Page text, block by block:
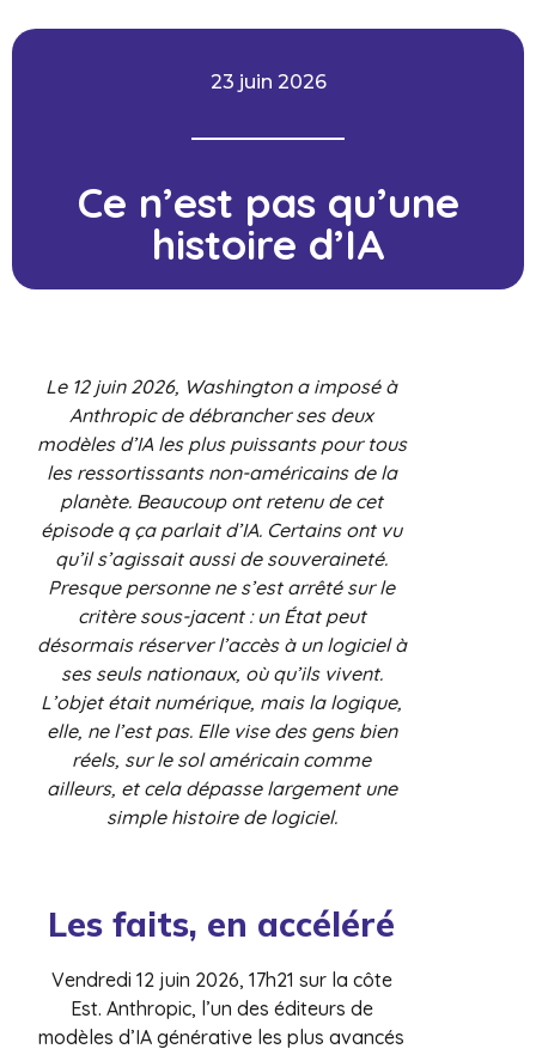
23 juin 2026
Ce n’est pas qu’une
histoire d’IA
Le 12 juin 2026, Washington a imposé à
Anthropic de débrancher ses deux
modèles d’IA les plus puissants pour tous
les ressortissants non-américains de la
planète. Beaucoup ont retenu de cet
épisode q ça parlait d’IA. Certains ont vu
qu’il s’agissait aussi de souveraineté.
Presque personne ne s’est arrêté sur le
critère sous-jacent : un État peut
désormais réserver l’accès à un logiciel à
ses seuls nationaux, où qu’ils vivent.
L’objet était numérique, mais la logique,
elle, ne l’est pas. Elle vise des gens bien
réels, sur le sol américain comme
ailleurs, et cela dépasse largement une
simple histoire de logiciel.
Les faits, en accéléré
Vendredi 12 juin 2026, 17h21 sur la côte
Est. Anthropic, l’un des éditeurs de
modèles d’IA générative les plus avancés